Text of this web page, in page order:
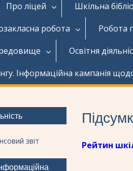
Про ліцей Шкільна
робота
Робота
Освітня
Інформаційна кампанія
Рейтин
звіт